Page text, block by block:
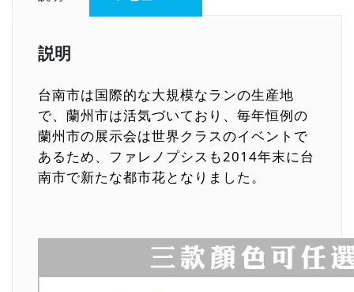
説明
台南市は国際的な大規模なランの生産地
で、蘭州市は活気づいており、毎年恒例の
蘭州市の展示会は世界クラスのイベントで
あるため、ファレノプシスも2014年末に台
南市で新たな都市花となりました。